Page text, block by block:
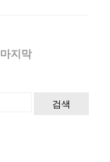
마지막
검색